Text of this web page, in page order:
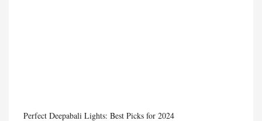
Perfect Deepabali Lights: Best Picks for 2024